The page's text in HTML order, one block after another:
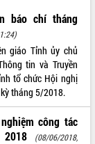
báo chí tháng
giáo Tỉnh ủy chủ
tin và Truyền
tổ chức Hội nghị
tháng 5/2018.
công tác
(08/06/2018,